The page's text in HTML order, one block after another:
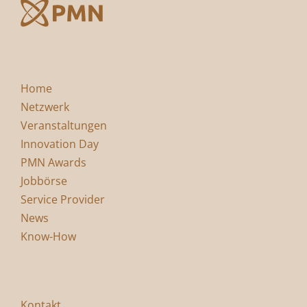
Home
Netzwerk
Veranstaltungen
Innovation Day
PMN Awards
Jobbörse
Service Provider
News
Know-How